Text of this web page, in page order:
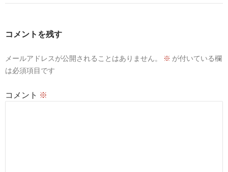
ゲ
ョ
コメントを残す
メールアドレスが公開されることはありません。 ※ が付いている欄
は必須項目です
コメント ※